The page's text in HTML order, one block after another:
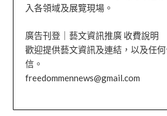
入各領域及展覽現場。
廣告刊登｜藝文資訊推廣 收費說明
歡迎提供藝文資訊及連結，以及任
信。
freedommennews@gmail.com